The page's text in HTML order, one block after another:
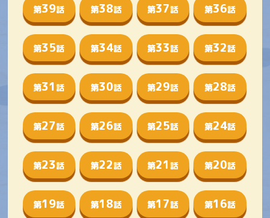
第39話 第38話 第37話 第36話
第35話 第34話 第33話 第32話
第31話 第30話 第29話 第28話
第27話 第26話 第25話 第24話
第23話 第22話 第21話 第20話
第19話 第18話 第17話 第16話